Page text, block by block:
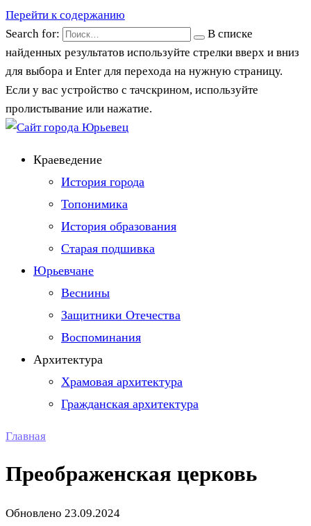
Перейти к содержанию
Search for:
В списке
найденных результатов используйте стрелки вверх и вниз
для выбора и Enter для перехода на нужную страницу.
Если у вас устройство с тачскрином, используйте
пролистывание или нажатие.
Краеведение
История города
Топонимика
История образования
Старая подшивка
Юрьевчане
Веснины
Защитники Отечества
Воспоминания
Архитектура
Храмовая архитектура
Гражданская архитектура
Главная
Преображенская церковь
Обновлено 23.09.2024